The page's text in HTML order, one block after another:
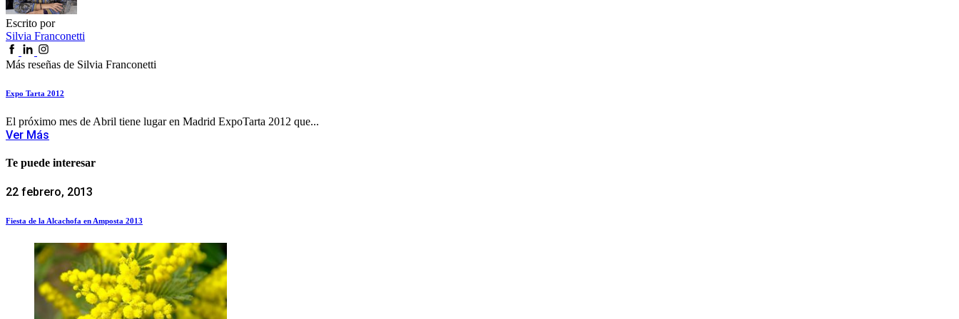
Escrito por
Silvia Franconetti
Más reseñas de Silvia Franconetti
Expo Tarta 2012
El próximo mes de Abril tiene lugar en Madrid ExpoTarta 2012 que...
Ver Más
Te puede interesar
22 febrero, 2013
Fiesta de la Alcachofa en Amposta 2013